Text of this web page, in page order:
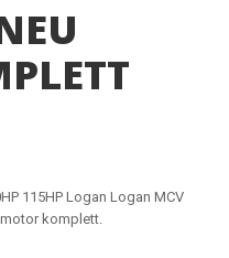
115HP Logan Logan MCV
komplett.